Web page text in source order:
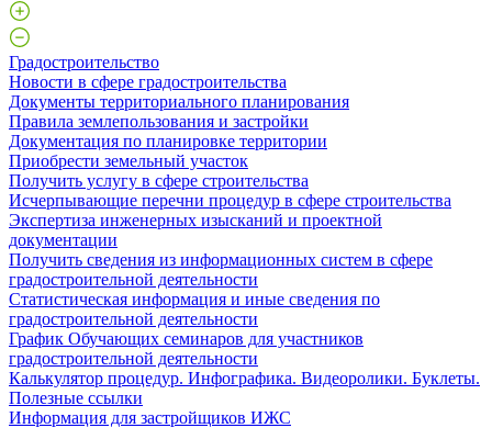
Градостроительство
Новости в сфере градостроительства
Документы территориального планирования
Правила землепользования и застройки
Документация по планировке территории
Приобрести земельный участок
Получить услугу в сфере строительства
Исчерпывающие перечни процедур в сфере строительства
Экспертиза инженерных изысканий и проектной
документации
Получить сведения из информационных систем в сфере
градостроительной деятельности
Статистическая информация и иные сведения по
градостроительной деятельности
График Обучающих семинаров для участников
градостроительной деятельности
Калькулятор процедур. Инфографика. Видеоролики. Буклеты.
Полезные ссылки
Информация для застройщиков ИЖС